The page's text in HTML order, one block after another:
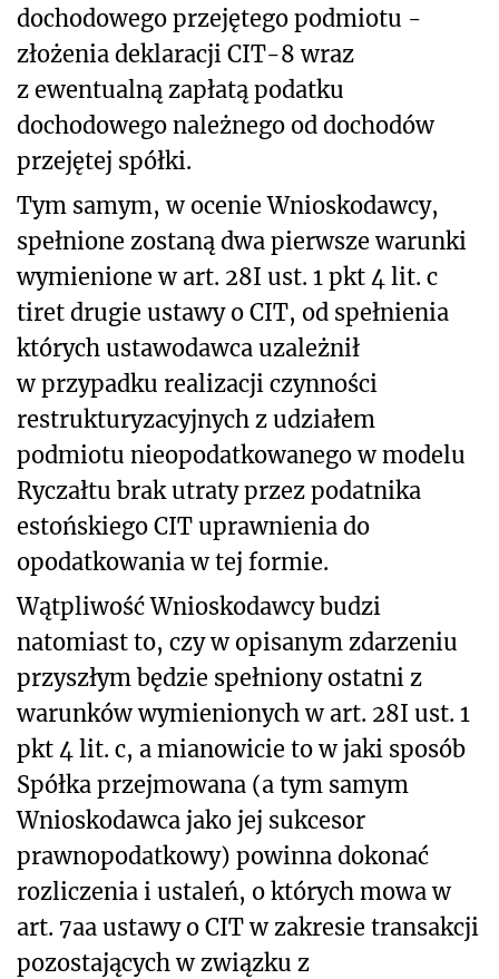
dochodowego przejętego podmiotu -
złożenia deklaracji CIT-8 wraz
z ewentualną zapłatą podatku
dochodowego należnego od dochodów
przejętej spółki.
Tym samym, w ocenie Wnioskodawcy,
spełnione zostaną dwa pierwsze warunki
wymienione w art. 28I ust. 1 pkt 4 lit. c
tiret drugie ustawy o CIT, od spełnienia
których ustawodawca uzależnił
w przypadku realizacji czynności
restrukturyzacyjnych z udziałem
podmiotu nieopodatkowanego w modelu
Ryczałtu brak utraty przez podatnika
estońskiego CIT uprawnienia do
opodatkowania w tej formie.
Wątpliwość Wnioskodawcy budzi
natomiast to, czy w opisanym zdarzeniu
przyszłym będzie spełniony ostatni z
warunków wymienionych w art. 28I ust. 1
pkt 4 lit. c, a mianowicie to w jaki sposób
Spółka przejmowana (a tym samym
Wnioskodawca jako jej sukcesor
prawnopodatkowy) powinna dokonać
rozliczenia i ustaleń, o których mowa w
art. 7aa ustawy o CIT w zakresie transakcji
pozostających w związku z